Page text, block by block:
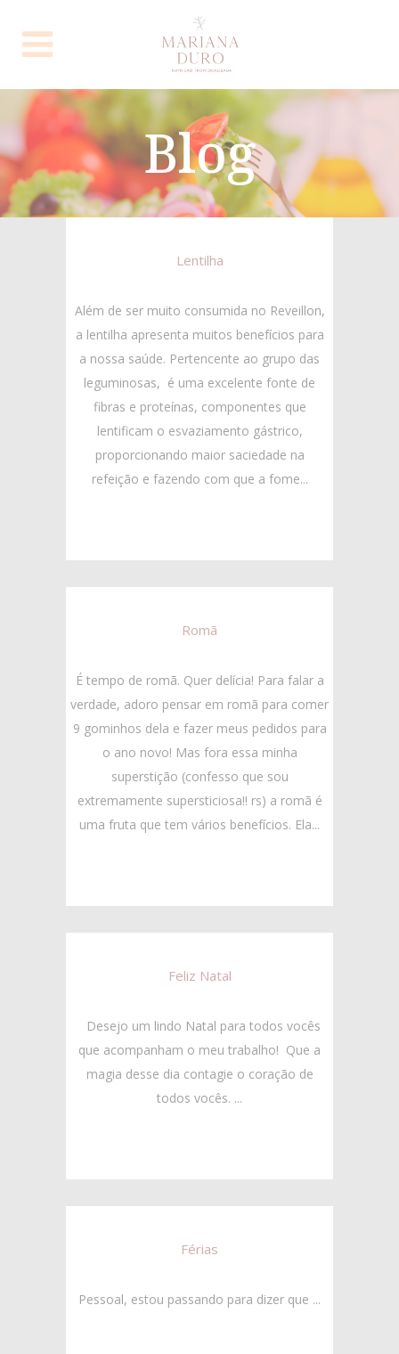
Blog
Lentilha
Além de ser muito consumida no Reveillon,
a lentilha apresenta muitos benefícios para
a nossa saúde. Pertencente ao grupo das
leguminosas, é uma excelente fonte de
fibras e proteínas, componentes que
lentificam o esvaziamento gástrico,
proporcionando maior saciedade na
refeição e fazendo com que a fome...
Romã
É tempo de romã. Quer delícia! Para falar a
verdade, adoro pensar em romã para comer
9 gominhos dela e fazer meus pedidos para
o ano novo! Mas fora essa minha
superstição (confesso que sou
extremamente supersticiosa!! rs) a romã é
uma fruta que tem vários benefícios. Ela...
Feliz Natal
Desejo um lindo Natal para todos vocês
que acompanham o meu trabalho! Que a
magia desse dia contagie o coração de
todos vocês. ...
Férias
Pessoal, estou passando para dizer que ...